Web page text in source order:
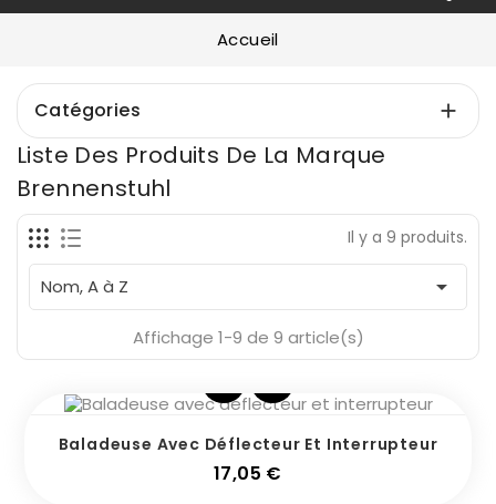
Accueil
Catégories 
Liste Des Produits De La Marque
Brennenstuhl
Il y a 9 produits.
Nom, A à Z 
Affichage 1-9 de 9 article(s)
Baladeuse Avec Déflecteur Et Interrupteur
17,05 €